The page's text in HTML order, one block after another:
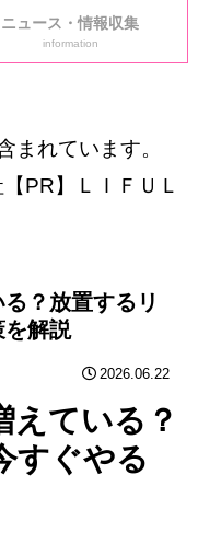
ニュース・情報収集
information
まれています。
PR】ＬＩＦＵＬ
？放置するリ
を解説
2026.06.22
えている？
すぐやる